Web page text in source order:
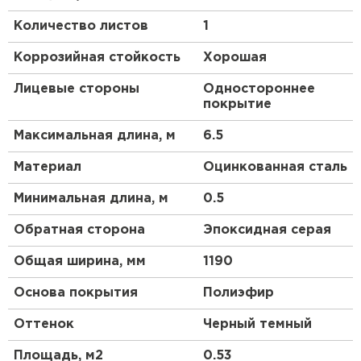
воздействиям и отличается особой пластичностью.
Это намного упрощает как монтаж кровли, так и
последующее использование. Повышенный
уровень защиты от воздействий окружающей
среды допускает использование покрытия при
температурах от -60 °С до +100 °С без потери его
— практичный вариант
Преимущества:
Металлочерепица МП Ламонтерра (VikingMP-
01-3005-0.45) — огнестойкий кровельный
Прочное покрытие VikingMP® обеспечивает
впечатляющие эстетические характеристики.
Кровля защищена от физических
повреждений, поскольку в основе
металлочерепицы сталь толщиной 0.45 мм (с
Количество листов 1
Коррозийная стойкость Хорошая
Лицевые стороны
Одностороннее
покрытие
Максимальная длина, м 6.5
Материал Оцинкованная сталь
Минимальная длина, м 0.5
Обратная сторона Эпоксидная серая
Общая ширина, мм 1190
Основа покрытия Полиэфир
Оттенок Черный темный
Площадь, м2 0.53